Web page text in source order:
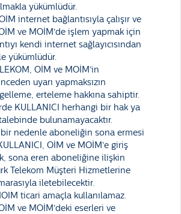
yükümlüdür.
internet bağlantısıyla çalışır ve
ve MOİM’de işlem yapmak için
kendi internet sağlayıcısından
yükümlüdür.
OİM ve MOİM’in
uyarı yapmaksızın
erteleme hakkına sahiptir.
KULLANICI herhangi bir hak ya
bulunamayacaktır.
bir nedenle aboneliğin sona ermesi
OİM ve MOİM’e giriş
sona eren aboneliğine ilişkin
Telekom Müşteri Hizmetlerine
iletebilecektir.
ticari amaçla kullanılamaz.
ve MOİM’deki eserleri ve